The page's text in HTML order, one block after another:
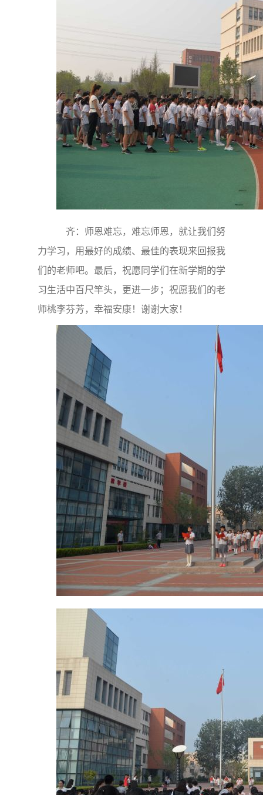
齐：师恩难忘，难忘师恩，就让我们努
力学习，用最好的成绩、最佳的表现来回报我
们的老师吧。最后，祝愿同学们在新学期的学
习生活中百尺竿头，更进一步；祝愿我们的老
师桃李芬芳，幸福安康！谢谢大家！